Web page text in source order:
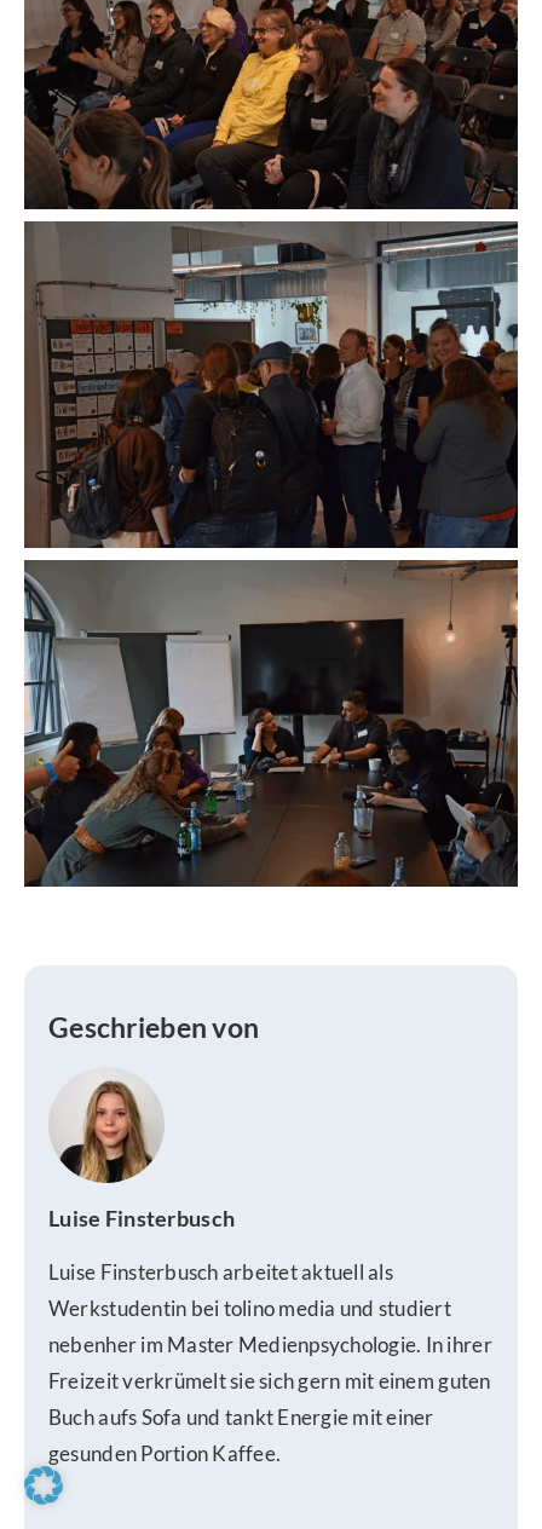
Geschrieben von
Luise Finsterbusch
Luise Finsterbusch arbeitet aktuell als
Werkstudentin bei tolino media und studiert
nebenher im Master Medienpsychologie. In ihrer
Freizeit verkrümelt sie sich gern mit einem guten
Buch aufs Sofa und tankt Energie mit einer
gesunden Portion Kaffee.